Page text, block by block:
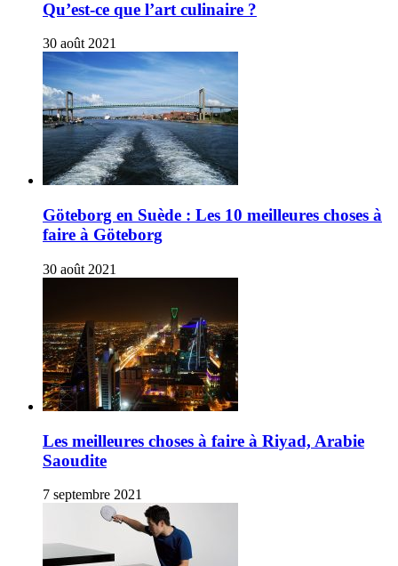
Qu’est-ce que l’art culinaire ?
30 août 2021
Göteborg en Suède : Les 10 meilleures choses à
faire à Göteborg
30 août 2021
Les meilleures choses à faire à Riyad, Arabie
Saoudite
7 septembre 2021